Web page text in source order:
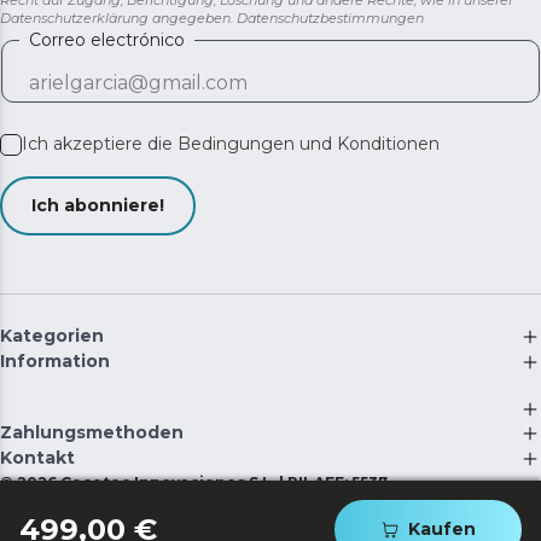
499,00 € Kaufen
zu halten.
Datenschutzerklärung angegeben. Datenschutzbestimmungen
Correo electrónico
Ich akzeptiere die Bedingungen und Konditionen
Ich abonniere!
Kategorien
Information
Zahlungsmethoden
Kontakt
©2026 Cecotec Innovaciones S.L. | RII-AEE: 5537